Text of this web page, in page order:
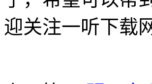
迎关注一听下载